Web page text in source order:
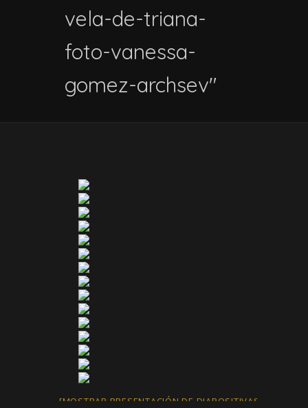
vela-de-triana-
foto-vanessa-
gomez-archsev"
[MOSTRAR PRESENTACIÓN DE DIAPOSITIVAS]